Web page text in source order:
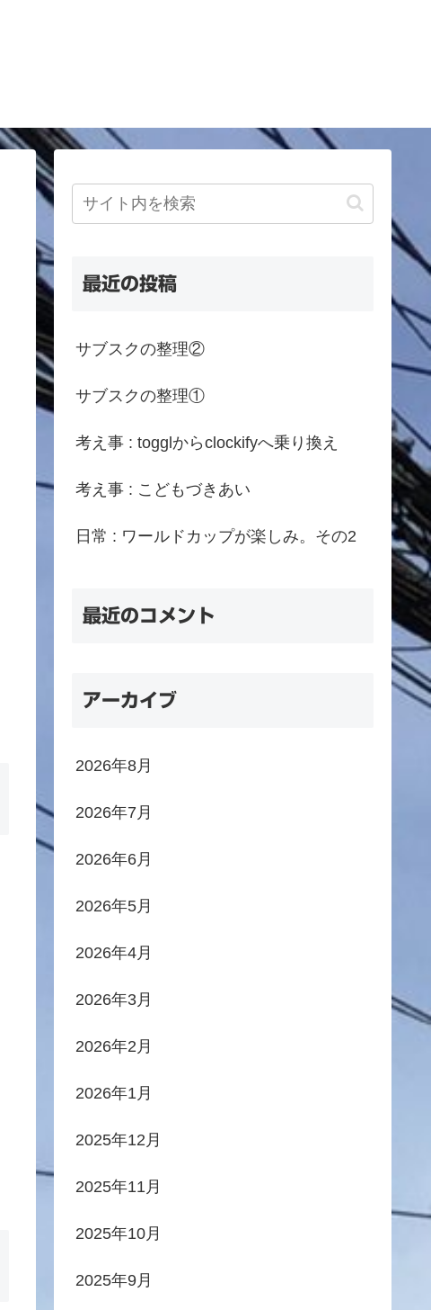
最近の投稿
サブスクの整理②
サブスクの整理①
考え事 : togglからclockifyへ乗り換え
考え事 : こどもづきあい
日常 : ワールドカップが楽しみ。その2
最近のコメント
アーカイブ
2026年8月
2026年7月
2026年6月
2026年5月
2026年4月
2026年3月
2026年2月
2026年1月
2025年12月
2025年11月
2025年10月
2025年9月